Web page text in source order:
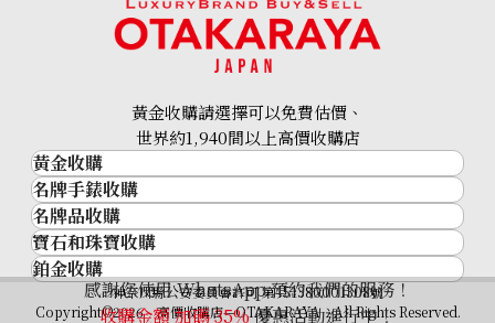
感謝您使用 WhatsApp 預約我們的服務！
收購金額 加碼35%優惠活動進行中！
黃金收購請選擇可以免費估價、
世界約1,940間以上高價收購店
黃金收購
黃金･金條
金條
金幣及銀幣
過去十年黃金價格
金飾
名牌手錶收購
名牌手錶收購
勞力士 (Rolex)
Patek Philippe
Audemars Piguet
名牌品收購
名牌品收購
HERMES
LOUIS VUITTON
寶石和珠寶收購
寶石和珠寶
鉑金收購
神奈川縣公安委員會許可 第451380001308號
Copyright©2026 高價收購店—OTAKARAYA All Rights Reserved.